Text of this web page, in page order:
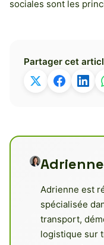
sociales sont les
Partager cet
Adrienne
Adrienne est
spécialisée
transport,
logistique sur